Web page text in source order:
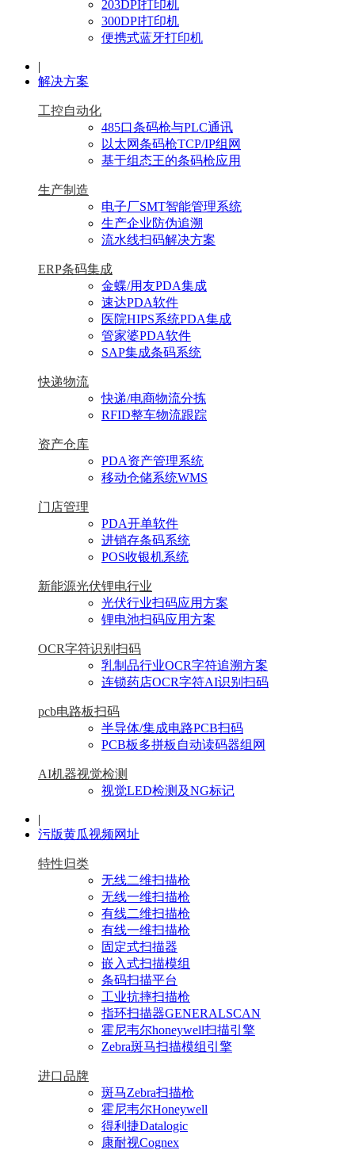
203DPI打印机
300DPI打印机
便携式蓝牙打印机
|
解决方案
工控自动化
485口条码枪与PLC通讯
以太网条码枪TCP/IP组网
基于组态王的条码枪应用
生产制造
电子厂SMT智能管理系统
生产企业防伪追溯
流水线扫码解决方案
ERP条码集成
金蝶/用友PDA集成
速达PDA软件
医院HIPS系统PDA集成
管家婆PDA软件
SAP集成条码系统
快递物流
快递/电商物流分拣
RFID整车物流跟踪
资产仓库
PDA资产管理系统
移动仓储系统WMS
门店管理
PDA开单软件
进销存条码系统
POS收银机系统
新能源光伏锂电行业
光伏行业扫码应用方案
锂电池扫码应用方案
OCR字符识别扫码
乳制品行业OCR字符追溯方案
连锁药店OCR字符AI识别扫码
pcb电路板扫码
半导体/集成电路PCB扫码
PCB板多拼板自动读码器组网
AI机器视觉检测
视觉LED检测及NG标记
|
污版黄瓜视频网址
特性归类
无线二维扫描枪
无线一维扫描枪
有线二维扫描枪
有线一维扫描枪
固定式扫描器
嵌入式扫描模组
条码扫描平台
工业抗摔扫描枪
指环扫描器GENERALSCAN
霍尼韦尔honeywell扫描引擎
Zebra斑马扫描模组引擎
进口品牌
斑马Zebra扫描枪
霍尼韦尔Honeywell
得利捷Datalogic
康耐视Cognex